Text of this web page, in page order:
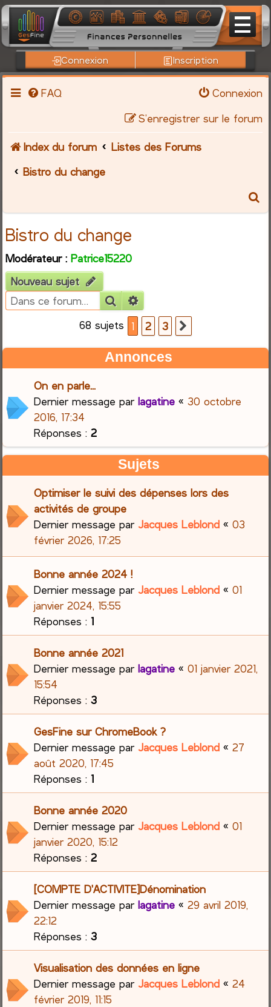
Connexion Inscription
FAQ
Connexion
S’enregistrer sur le forum
Index du forum
Listes des Forums
Bistro du change
c
h
Bistro du change
Modérateur : Patrice15220
Nouveau sujet
Rechercher
68 sujets
1 2 3
Annonces
On en parle...
Dernier message parlagatine «30 octobre
2016, 17:34
Réponses :2
Sujets
Optimiser le suivi des dépenses lors des
activités de groupe
Dernier message parJacques Leblond «03
février 2026, 17:25
Bonne année 2024 !
Dernier message parJacques Leblond «01
janvier 2024, 15:55
Réponses :1
Bonne année 2021
Dernier message parlagatine «01 janvier 2021,
15:54
Réponses :3
GesFine sur ChromeBook ?
Dernier message parJacques Leblond «27
août 2020, 17:45
Réponses :1
Bonne année 2020
Dernier message parJacques Leblond «01
janvier 2020, 15:12
Réponses :2
[COMPTE D'ACTIVITE]Dénomination
Dernier message parlagatine «29 avril 2019,
22:12
Réponses :3
Visualisation des données en ligne
Dernier message parJacques Leblond «24
février 2019, 11:15